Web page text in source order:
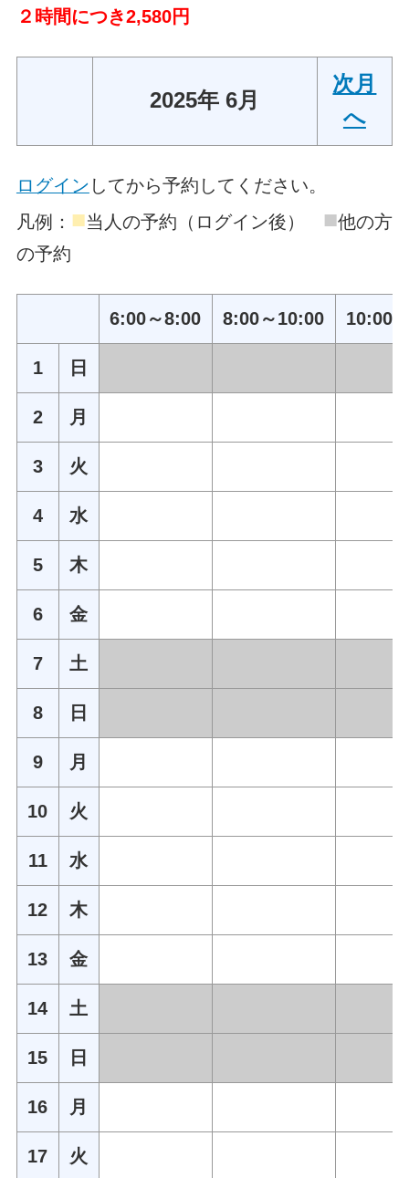
２時間につき2,580円
2025年 6月
次月
へ
ログイン してから予約してください。
凡例： ■当人の予約（ログイン後） ■他の方
の予約
6:00～8:00 8:00～10:00 10:00
1 日
2 月
3 火
4 水
5 木
6 金
7 土
8 日
9 月
10 火
11 水
12 木
13 金
14 土
15 日
16 月
17 火